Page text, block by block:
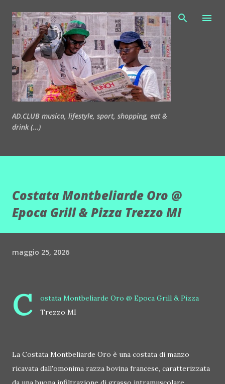
Passa ai contenuti principali
AD.CLUB musica, lifestyle, sport, shopping, eat &
drink (...)
Costata Montbeliarde Oro @
Epoca Grill & Pizza Trezzo MI
maggio 25, 2026
C
ostata Montbeliarde Oro @ Epoca Grill & Pizza
Trezzo MI
La Costata Montbeliarde Oro è una costata di manzo
ricavata dall'omonima razza bovina francese, caratterizzata